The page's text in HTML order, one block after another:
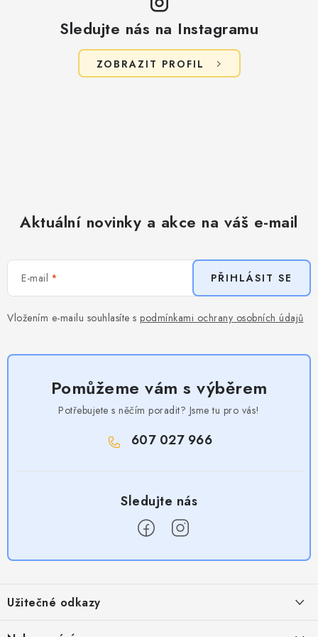
Sledujte nás na Instagramu
ZOBRAZIT PROFIL
Aktuální novinky a akce na váš e-mail
E-mail
Vložením e-mailu souhlasíte s podmínkami ochrany osobních údajů
PŘIHLÁSIT SE
Pomůžeme vám s výběrem
Potřebujete s něčím poradit? Jsme tu pro vás!
607 027 966
p
a
Užitečné odkazy